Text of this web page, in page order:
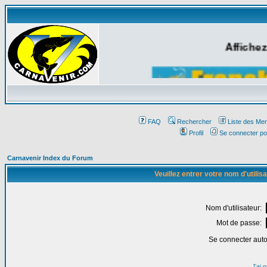
FAQ Rechercher
Liste des
Profil
Se connecter
Carnavenir Index du Forum
Veuillez entrer votre nom
Nom d'utilisateur:
Mot de passe:
Se connecter